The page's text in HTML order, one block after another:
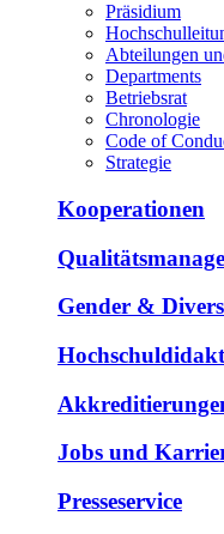
Präsidium
Abteilungen
Departments
Betriebsrat
Chronologie
Code of
Strategie
Kooperationen
Gender &
Jobs und
Presseservice